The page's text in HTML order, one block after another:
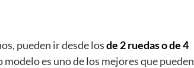
pueden ir desde losde 2 ruedas o de 4
modelo es uno de los mejores que pueden